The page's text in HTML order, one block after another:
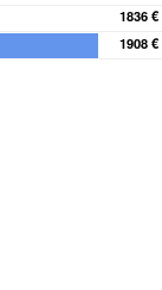
1836
1908